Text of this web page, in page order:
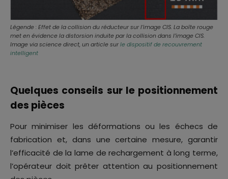
Légende : Effet de la collision du réducteur sur l’image CIS. La boîte rouge
met en évidence la distorsion induite par la collision dans l’image CIS.
Image via science direct, un article surle dispositif de recouvrement
intelligent
Quelques conseils sur le positionnement
des pièces
Pour minimiser les déformations ou les échecs de
fabrication et, dans une certaine mesure, garantir
l’efficacité de la lame de rechargement à long terme,
l’opérateur doit prêter attention au positionnement